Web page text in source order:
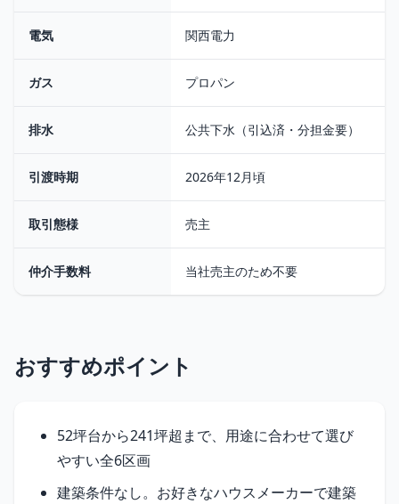
電気 関西電力
ガス プロパン
排水 公共下水（引込済・分担金要）
引渡時期 2026年12月頃
取引態様 売主
仲介手数料 当社売主のため不要
おすすめポイント
52坪台から241坪超まで、用途に合わせて選び
やすい全6区画
建築条件なし。お好きなハウスメーカーで建築